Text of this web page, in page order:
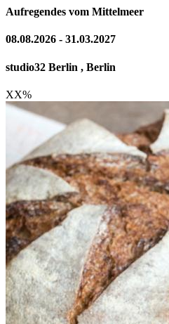
Aufregendes vom Mittelmeer
08.08.2026 - 31.03.2027
studio32 Berlin , Berlin
XX%